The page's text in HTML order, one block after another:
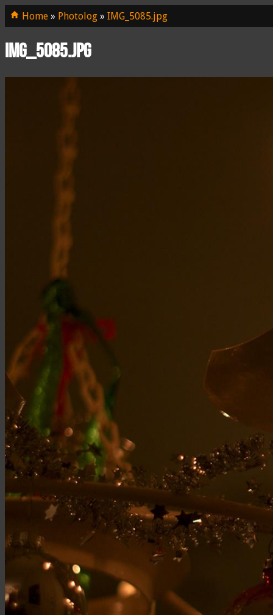
Home » Photolog » IMG_5085.jpg
IMG_5085.jpg